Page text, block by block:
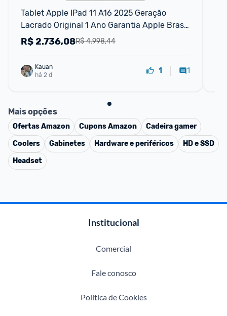
Tablet Apple IPad 11 A16 2025 Geração
Lacrado Original 1 Ano Garantia Apple Brasil
com NF Pronta entrega Wi Fi ADS
R$ 4.998,44
R$2.736,08
Kauan
há 2 d
1 1
Mais opções
OfertasAmazon CuponsAmazon
Cadeira gamer
Coolers
Gabinetes Hardware e periféricos
HD e SSD
Headset
Institucional
Comercial
Fale conosco
Política de Cookies